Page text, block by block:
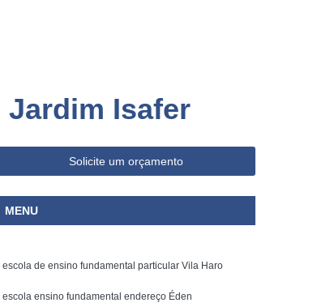
Jardim Isafer
Solicite um orçamento
MENU
escola de ensino fundamental particular Vila Haro
escola ensino fundamental endereço Éden